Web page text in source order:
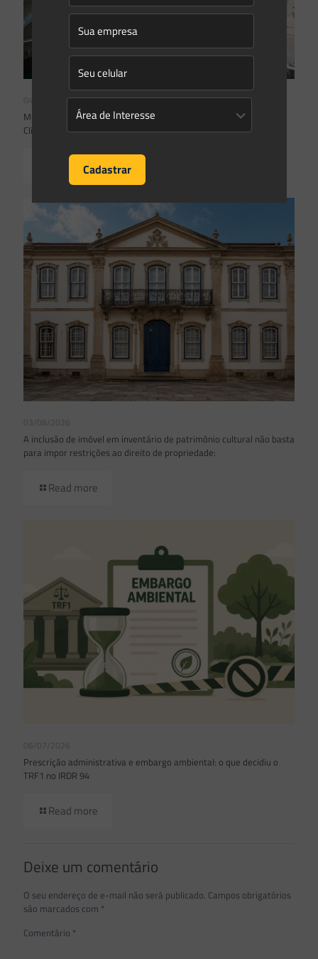
04/08/2026
Mudanças climáticas, risco operacional e a relevância do Plano
Clima 2026 para as hidrelétricas
Read more
03/08/2026
A inclusão de imóvel em inventário de patrimônio cultural não basta
para impor restrições ao direito de propriedade:
Read more
06/07/2026
Prescrição administrativa e embargo ambiental: o que decidiu o
TRF1 no IRDR 94
Read more
Deixe um comentário
O seu endereço de e-mail não será publicado. Campos obrigatórios
são marcados com *
Comentário *